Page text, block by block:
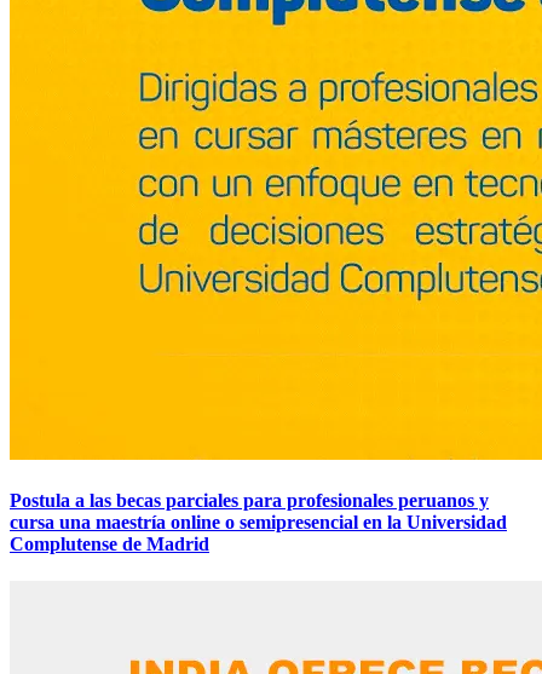
Postula a las becas parciales para profesionales peruanos y
cursa una maestría online o semipresencial en la Universidad
Complutense de Madrid